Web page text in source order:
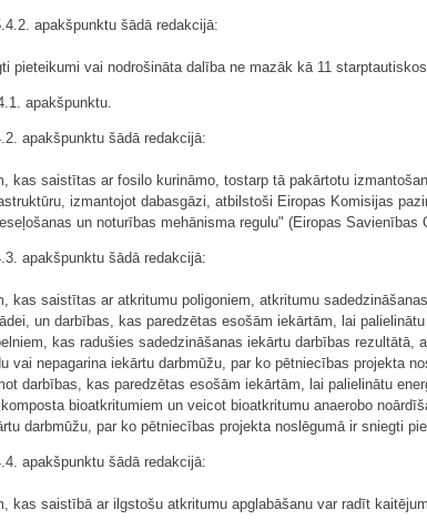
apakšpunktu šādā redakcijā:
pieteikumi vai nodrošināta dalība ne mazāk kā 11
apakšpunktu.
apakšpunktu šādā redakcijā:
kas saistītas ar fosilo kurināmo, tostarp tā pakārtotu
izmantojot dabasgāzi, atbilstoši Eiropas Komisijas
un noturības mehānisma regulu" (Eiropas
apakšpunktu šādā redakcijā:
kas saistītas ar atkritumu poligoniem, atkritumu
un darbības, kas paredzētas esošām iekārtām, lai
kas radušies sadedzināšanas iekārtu darbības
vai nepagarina iekārtu darbmūžu, par ko pētniecības projekta
darbības, kas paredzētas esošām iekārtām, lai palielinātu
bioatkritumiem un veicot bioatkritumu anaerobo
darbmūžu, par ko pētniecības projekta noslēgumā ir sniegti
apakšpunktu šādā redakcijā:
kas saistībā ar ilgstošu atkritumu apglabāšanu var radīt